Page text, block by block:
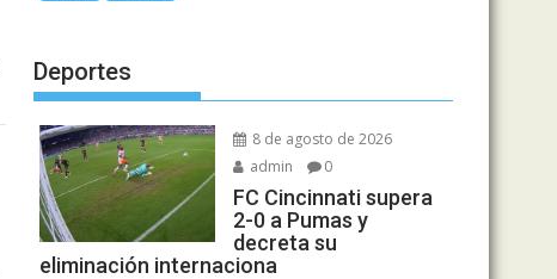
Deportes
8 de agosto de 2026
admin
0
FC Cincinnati supera
2-0 a Pumas y
decreta su
eliminación internaciona